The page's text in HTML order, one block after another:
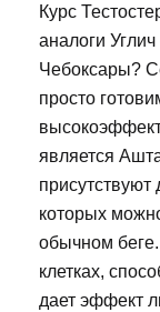
Курс
аналоги
Чебоксары?
просто
является
которых
обычном
клетках,
дает эффект